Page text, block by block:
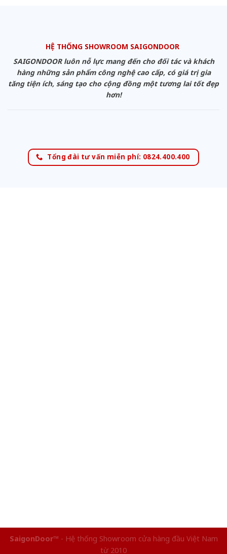
HỆ THỐNG SHOWROOM SAIGONDOOR
SAIGONDOOR luôn nỗ lực mang đến cho đối tác và khách
hàng những sản phẩm công nghệ cao cấp, có giá trị gia
tăng tiện ích, sáng tạo cho cộng đồng một tương lai tốt đẹp
hơn!
Tổng đài tư vấn miễn phí: 0824.400.400
SaigonDoor™ - Hệ thống Showroom cửa hàng đầu Việt Nam
từ 2010